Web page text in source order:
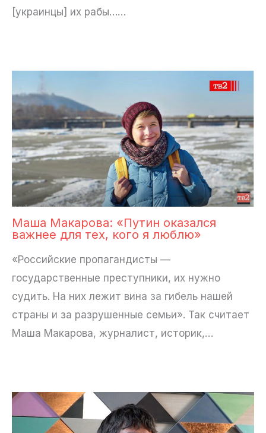
[украинцы] их рабы……
Маша Макарова: «Путин оказался
важнее для тех, кого я люблю»
«Российские пропагандисты —
государственные преступники, их нужно
судить. На них лежит вина за гибель нашей
страны и за разрушенные семьи». Так считает
Маша Макарова, журналист, историк,…